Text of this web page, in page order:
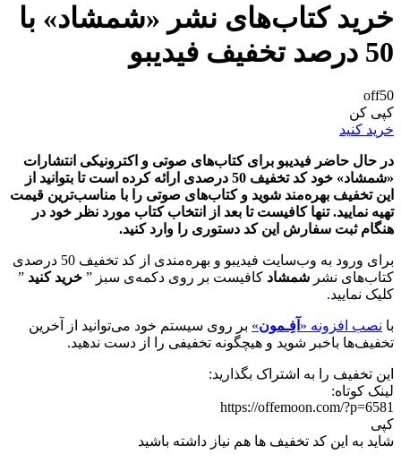
خرید کتاب‌های نشر «شمشاد» با
50 درصد تخفیف فیدیبو
off50
کپی کن
خرید کنید
در حال حاضر فیدیبو برای کتاب‌های صوتی و اکترونیکی انتشارات
«شمشاد» خود کد تخفیف 50 درصدی ارائه کرده است تا بتوانید از
این تخفیف بهره‌مند شوید و کتاب‌های صوتی را با مناسب‌ترین قیمت
تهیه نمایید. تنها کافیست تا بعد از انتخاب کتاب مورد نظر خود در
هنگام ثبت سفارش این کد دستوری را وارد کنید.
برای ورود به وب‌سایت فیدیبو و بهره‌مندی از کد تخفیف 50 درصدی
کتاب‌های نشر شمشاد کافیست بر روی دکمه‌ی سبز ” خرید کنید ”
کلیک نمایید.
با نصب افزونه « آفِـمون» بر روی سیستم خود می‌توانید از آخرین
تخفیف‌ها باخبر شوید و هیچگونه تخفیفی را از دست ندهید.
این تخفیف را به اشتراک بگذارید:
لینک کوتاه:
https://offemoon.com/?p=6581
کپی
شاید به این کد تخفیف ها هم نیاز داشته باشید